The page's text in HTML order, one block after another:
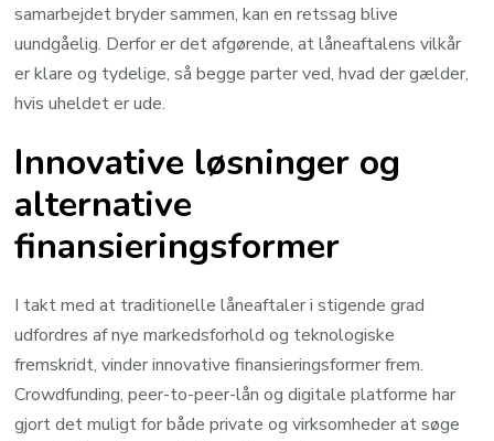
samarbejdet bryder sammen, kan en retssag blive
uundgåelig. Derfor er det afgørende, at låneaftalens vilkår
er klare og tydelige, så begge parter ved, hvad der gælder,
hvis uheldet er ude.
Innovative løsninger og
alternative
finansieringsformer
I takt med at traditionelle låneaftaler i stigende grad
udfordres af nye markedsforhold og teknologiske
fremskridt, vinder innovative finansieringsformer frem.
Crowdfunding, peer-to-peer-lån og digitale platforme har
gjort det muligt for både private og virksomheder at søge